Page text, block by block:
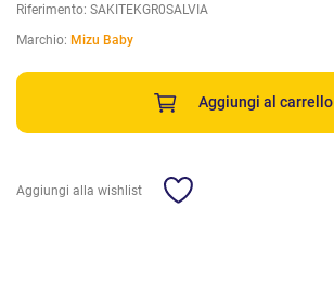
Riferimento: SAKITEKGR0SALVIA
Marchio: Mizu Baby
Aggiungi al carrello
Aggiungi alla wishlist